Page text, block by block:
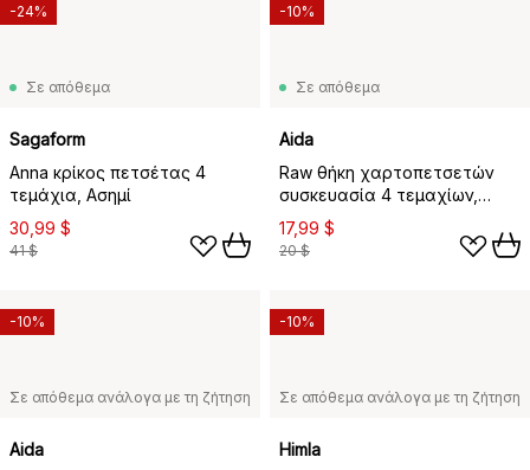
Σε απόθεμα
Sagaform
Anna κρίκος πετσέτας 4
τεμάχια, Ασημί
30,99 $
41 $
-24%
Σε απόθεμα
Aida
Raw θήκη χαρτοπετσετών
συσκευασία 4 τεμαχίων,
Ανοξείδωτο ατσάλι
17,99 $
20 $
-10%
Σε απόθεμα ανάλογα με τη ζήτηση
Aida
-10%
Σε απόθεμα ανάλογα με τη ζήτηση
Himla
-10%